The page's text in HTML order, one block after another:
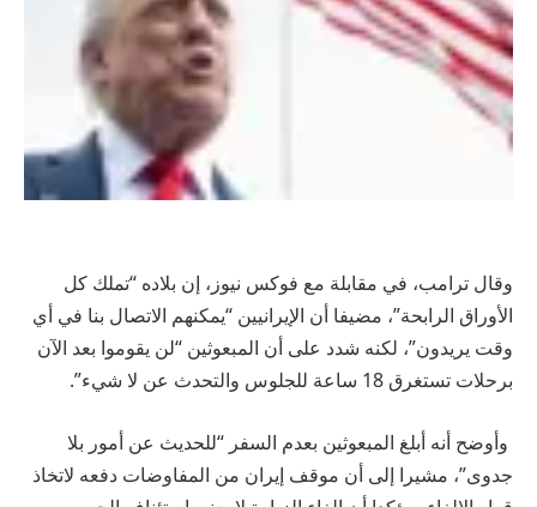
وقال ترامب، في مقابلة مع فوكس نيوز، إن بلاده “تملك كل
الأوراق الرابحة”، مضيفا أن الإيرانيين “يمكنهم الاتصال بنا في أي
وقت يريدون”، لكنه شدد على أن المبعوثين “لن يقوموا بعد الآن
برحلات تستغرق 18 ساعة للجلوس والتحدث عن لا شيء”.
وأوضح أنه أبلغ المبعوثين بعدم السفر “للحديث عن أمور بلا
جدوى”، مشيرا إلى أن موقف إيران من المفاوضات دفعه لاتخاذ